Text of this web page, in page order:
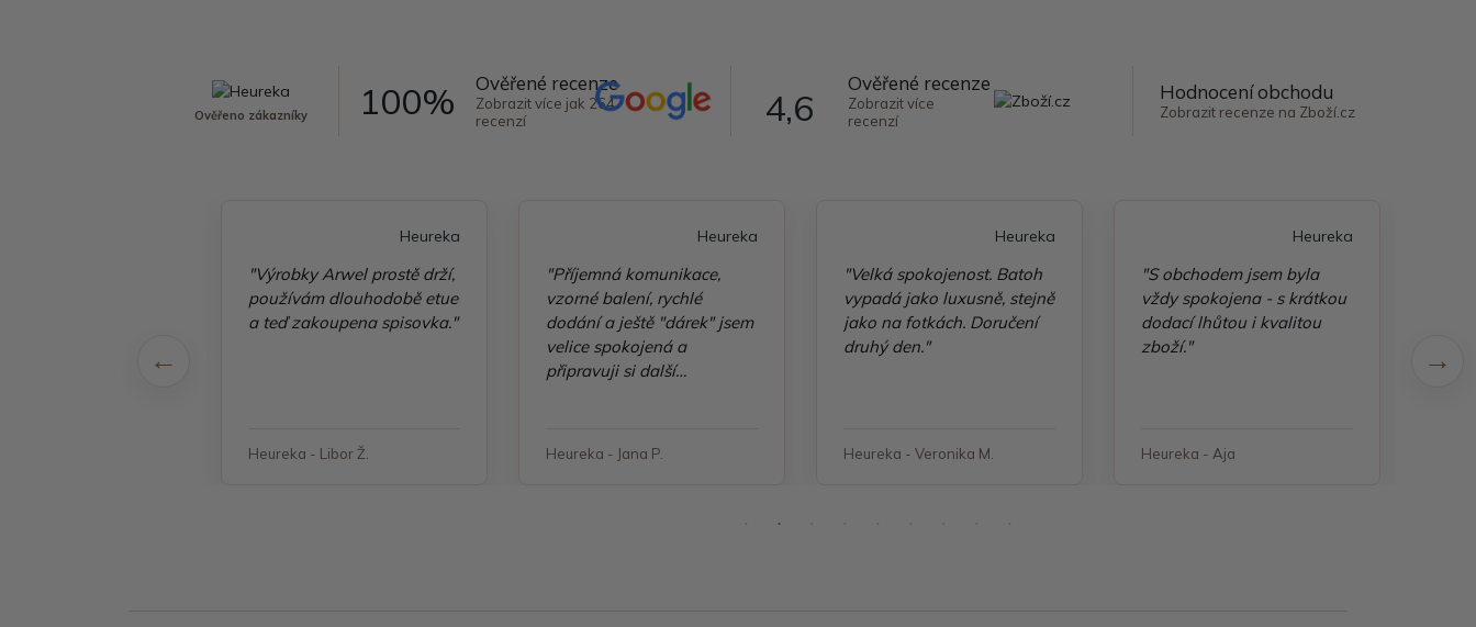
Ověřeno zákazníky 100% Ověřené recenze
Zobrazit více jak 264
recenzí
4,6
Ověřené recenze
Zobrazit více
recenzí
Hodnocení obchodu
Zobrazit recenze na Zboží.cz
Heureka
"Výrobky Arwel prostě drží,
používám dlouhodobě etue
a teď zakoupena spisovka."
Heureka - Libor Ž.
Heureka
"Příjemná komunikace,
vzorné balení, rychlé
dodání a ještě "dárek" jsem
velice spokojená a
připravuji si další
Heureka - Jana P.
Heureka
"Velká spokojenost. Batoh
vypadá jako luxusně, stejně
jako na fotkách. Doručení
druhý den."
Heureka - Veronika M.
Heureka
"S obchodem jsem byla
vždy spokojena - s krátkou
dodací lhůtou i kvalitou
zboží."
Heureka - Aja